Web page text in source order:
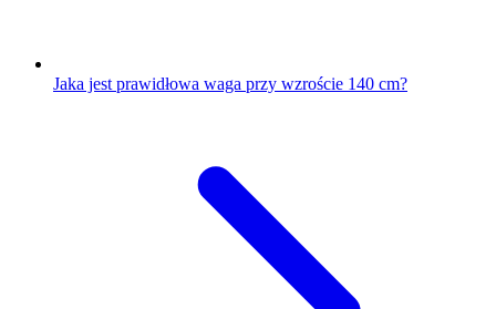
Jaka jest prawidłowa waga przy wzroście 140 cm?